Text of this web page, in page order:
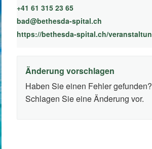
+41 61 315 23 65
bad@bethesda-spital.ch
Änderung vorschlagen
Haben Sie einen Fehler gefunden?
Schlagen Sie eine Änderung vor.